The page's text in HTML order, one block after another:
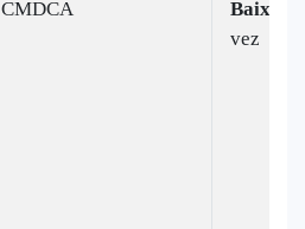
CMDCA
vez